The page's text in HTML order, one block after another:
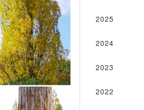
2025
2024
2023
2022